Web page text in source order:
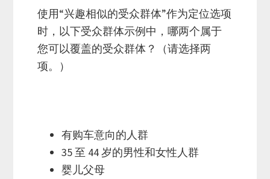
使用“兴趣相似的受众群体”作为定位选项
时，以下受众群体示例中，哪两个属于
您可以覆盖的受众群体？（请选择两
项。）
有购车意向的人群
35 至 44 岁的男性和女性人群
婴儿父母